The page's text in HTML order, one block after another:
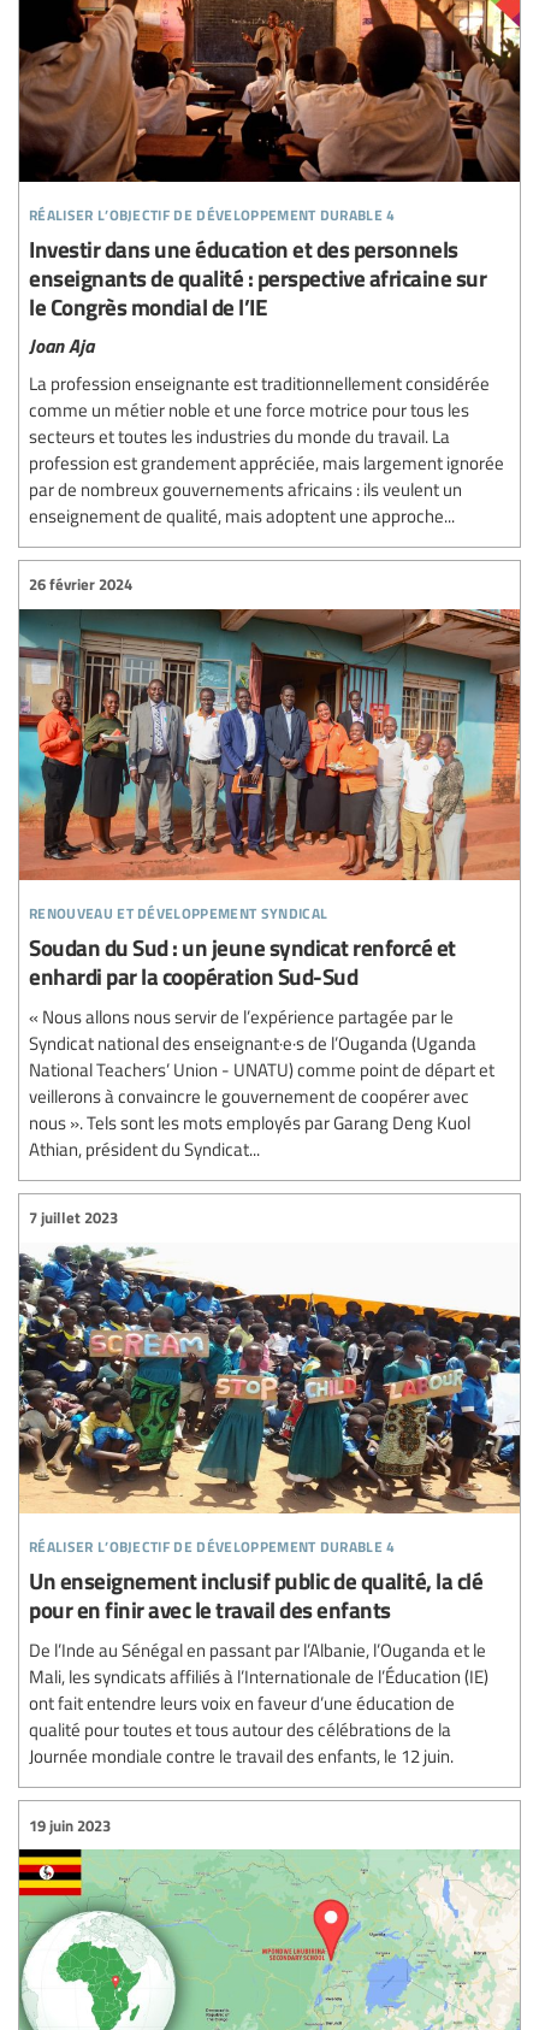
réaliser l’objectif de développement durable 4
Investir dans une éducation et des personnels
enseignants de qualité : perspective africaine sur
le Congrès mondial de l’IE
Joan Aja
La profession enseignante est traditionnellement considérée
comme un métier noble et une force motrice pour tous les
secteurs et toutes les industries du monde du travail. La
profession est grandement appréciée, mais largement ignorée
par de nombreux gouvernements africains : ils veulent un
enseignement de qualité, mais adoptent une approche...
renouveau et développement syndical
26 février 2024
Soudan du Sud : un jeune syndicat renforcé et
enhardi par la coopération Sud-Sud
« Nous allons nous servir de l’expérience partagée par le
Syndicat national des enseignant·e·s de l’Ouganda (Uganda
National Teachers’ Union - UNATU) comme point de départ et
veillerons à convaincre le gouvernement de coopérer avec
nous ». Tels sont les mots employés par Garang Deng Kuol
Athian, président du Syndicat...
réaliser l’objectif de développement durable 4
7 juillet 2023
Un enseignement inclusif public de qualité, la clé
pour en finir avec le travail des enfants
De l’Inde au Sénégal en passant par l’Albanie, l’Ouganda et le
Mali, les syndicats affiliés à l’Internationale de l’Éducation (IE)
ont fait entendre leurs voix en faveur d’une éducation de
qualité pour toutes et tous autour des célébrations de la
Journée mondiale contre le travail des enfants, le 12 juin.
19 juin 2023